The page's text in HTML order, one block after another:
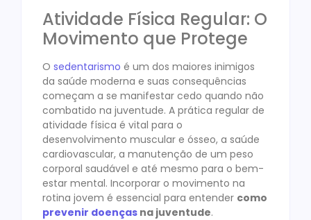
Atividade Física Regular: O
Movimento que Protege
O sedentarismo é um dos maiores inimigos
da saúde moderna e suas consequências
começam a se manifestar cedo quando não
combatido na juventude. A prática regular de
atividade física é vital para o
desenvolvimento muscular e ósseo, a saúde
cardiovascular, a manutenção de um peso
corporal saudável e até mesmo para o bem-
estar mental. Incorporar o movimento na
rotina jovem é essencial para entender como
prevenir doenças na juventude.